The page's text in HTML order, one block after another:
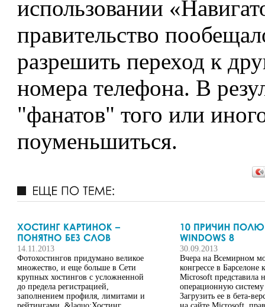
использовании
правительство
разрешить переход к
номера телефона. В
"фанатов" того или
поуменьшиться.
14.11.2013
Фотохостингов придумано великое
множество, и еще больше в Сети
крупных хостингов с усложненной
до предела регистрацией,
заполнением профиля, лимитами и
30.09.2013
Вчера на Всемирном
конгрессе в Барселоне
Microsoft представила
операционную
Загрузить ее в бета-